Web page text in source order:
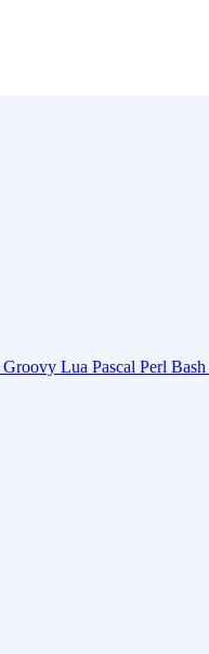
Groovy Lua Pascal Perl Bash